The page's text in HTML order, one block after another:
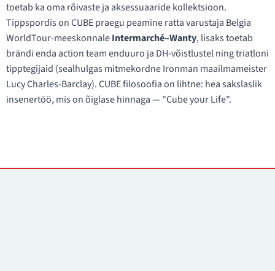
toetab ka oma rõivaste ja aksessuaaride kollektsioon.
Tippspordis on CUBE praegu peamine ratta varustaja Belgia
WorldTour-meeskonnaleIntermarché–Wanty, lisaks toetab
brändi enda action team enduuro ja DH-võistlustel ning triatloni
tipptegijaid (sealhulgas mitmekordne Ironman maailmameister
Lucy Charles-Barclay). CUBE filosoofia on lihtne: hea sakslaslik
insenertöö, mis on õiglase hinnaga — "Cube your Life".